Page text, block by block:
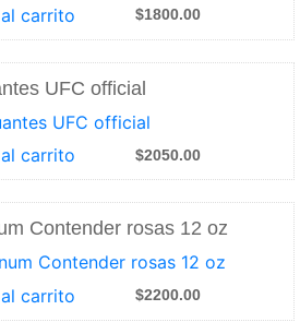
$1800.00
UFC official
$2050.00
Contender rosas 12 oz
$2200.00